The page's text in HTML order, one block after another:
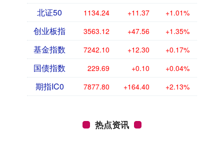
北证50 1134.24 +11.37 +1.01%
创业板指 3563.12 +47.56 +1.35%
基金指数 7242.10 +12.30 +0.17%
国债指数 229.69 +0.10 +0.04%
期指IC0 7877.80 +164.40 +2.13%
热点资讯